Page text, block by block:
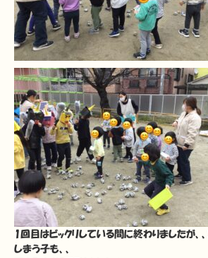
1回目はビックリしている間に終わりましたが、
しまう子も、、